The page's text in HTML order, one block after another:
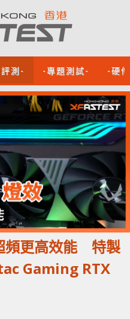
測- -專題測試- -硬
頻更高效能 特製
Gaming RTX